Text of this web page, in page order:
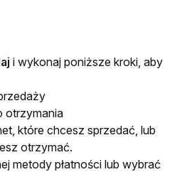
i wykonaj poniższe kroki, aby
otrzymania
które chcesz sprzedać, lub
otrzymać.
metody płatności lub wybrać